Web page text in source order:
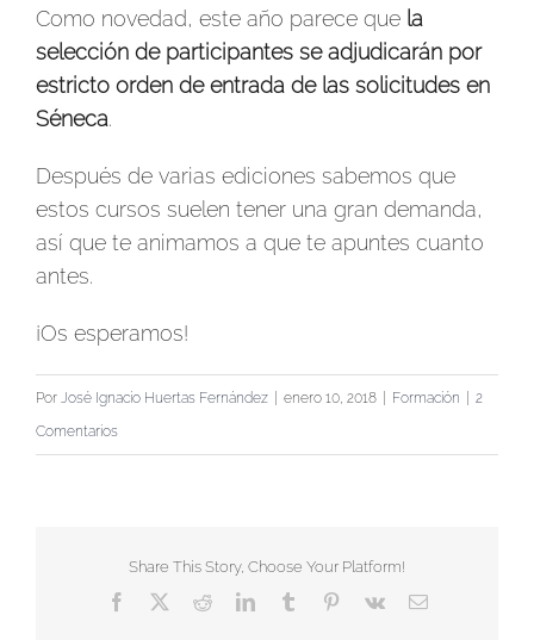
Como novedad, este año parece que la
selección de participantes se adjudicarán por
estricto orden de entrada de las solicitudes en
Séneca.
Después de varias ediciones sabemos que
estos cursos suelen tener una gran demanda,
así que te animamos a que te apuntes cuanto
antes.
¡Os esperamos!
Por José Ignacio Huertas Fernández enero 10, 2018 Formación
2
Comentarios
Share This Story, Choose Your Platform!
Facebook RedditLinkedInTumblr Pinterest
Vk
Correo